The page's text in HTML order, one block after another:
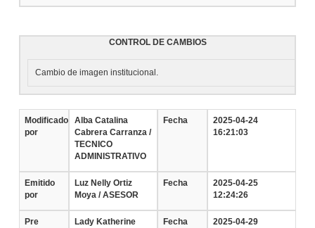
CONTROL DE CAMBIOS
Cambio de imagen institucional.
Modificado
por
Alba Catalina
Cabrera Carranza /
TECNICO
ADMINISTRATIVO
Fecha
2025-04-24
16:21:03
Emitido
por
Luz Nelly Ortiz
Moya / ASESOR
Fecha
2025-04-25
12:24:26
Pre Lady Katherine Fecha 2025-04-29